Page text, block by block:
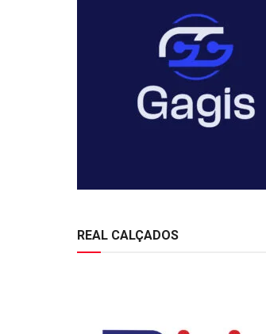
REAL CALÇADOS